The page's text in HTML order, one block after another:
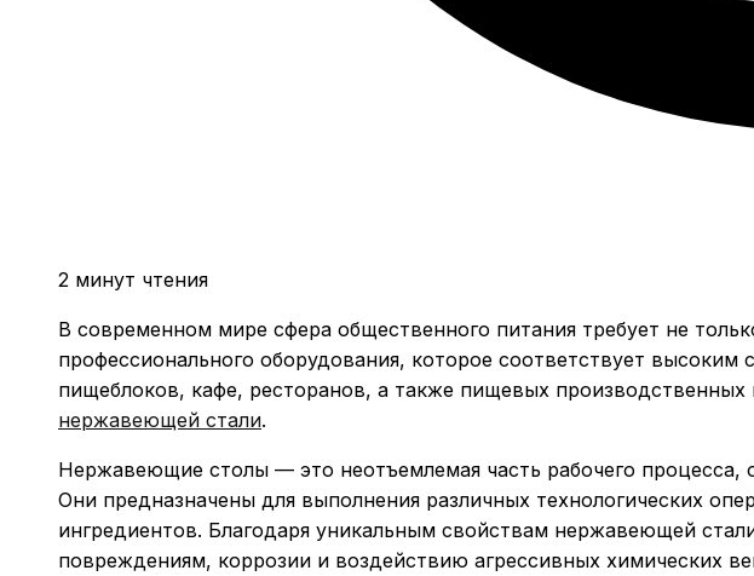
2 минут чтения
В современном мире сфера общественного питания требует не
профессионального оборудования, которое соответствует
пищеблоков, кафе, ресторанов, а также пищевых
нержавеющей стали.
Нержавеющие столы — это неотъемлемая часть рабочего процесса,
Они предназначены для выполнения различных технологических
ингредиентов. Благодаря уникальным свойствам нержавеющей
повреждениям, коррозии и воздействию агрессивных химических